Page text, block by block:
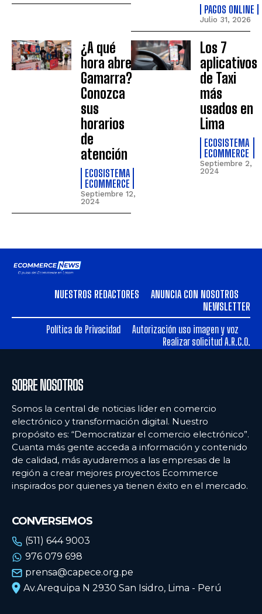
PAGOS ONLINE
Julio 31, 2026
¿A qué
hora abre
Gamarra?
Conozca
sus
horarios
de
atención
ECOSISTEMA
ECOMMERCE
Septiembre 12,
2024
Los 7
aplicativos
de Taxi
más
usados en
Lima
ECOSISTEMA
ECOMMERCE
Septiembre 2,
2024
NUESTROS REDACTORES
ANUNCIA CON NOSOTROS
NEWSLETTER
Política de Privacidad
Autorización uso imagen y voz
Realizar solicitud A.R.C.O.
SOBRE NOSOTROS
Somos la central de noticias líder en comercio
electrónico y transformación digital. Nuestro
propósito es: “Democratizar el comercio electrónico”.
Cuanta más gente acceda a información y contenido
de calidad, más ayudaremos a las empresas de la
región a crear mejores proyectos Ecommerce
inspirados por quienes ya tienen éxito en el mercado.
CONVERSEMOS
(511) 644 9003
976 079 698
prensa@capece.org.pe
Av.Arequipa N 2930 San Isidro, Lima - Perú